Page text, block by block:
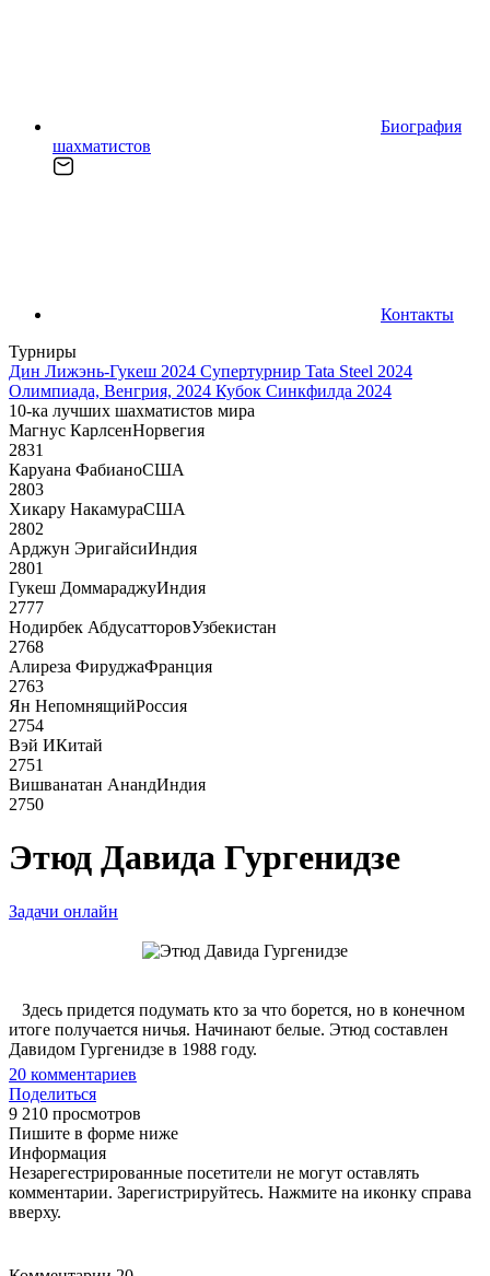
Биография
шахматистов
Контакты
Турниры
Дин Лижэнь-Гукеш 2024 Супертурнир Tata Steel 2024
Олимпиада, Венгрия, 2024 Кубок Синкфилда 2024
10-ка лучших шахматистов мира
Магнус КарлсенНорвегия
2831
Каруана ФабианоСША
2803
Хикару НакамураСША
2802
Арджун ЭригайсиИндия
2801
Гукеш ДоммараджуИндия
2777
Нодирбек АбдусатторовУзбекистан
2768
Алиреза ФируджаФранция
2763
Ян НепомнящийРоссия
2754
Вэй ИКитай
2751
Вишванатан АнандИндия
2750
Этюд Давида Гургенидзе
Задачи онлайн
Здесь придется подумать кто за что борется, но в конечном
итоге получается ничья. Начинают белые. Этюд составлен
Давидом Гургенидзе в 1988 году.
20 комментариев
Поделиться
9 210 просмотров
Пишите в форме ниже
Информация
Незарегестрированные посетители не могут оставлять
комментарии. Зарегистрируйтесь. Нажмите на иконку справа
вверху.